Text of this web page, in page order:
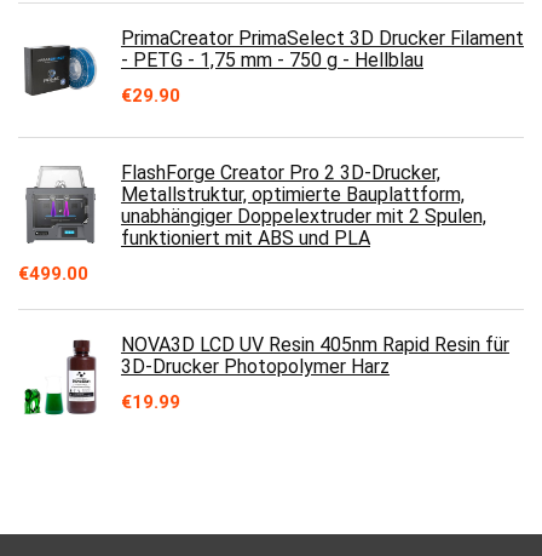
PrimaCreator PrimaSelect 3D Drucker Filament
- PETG - 1,75 mm - 750 g - Hellblau
€29.90
FlashForge Creator Pro 2 3D-Drucker,
Metallstruktur, optimierte Bauplattform,
unabhängiger Doppelextruder mit 2 Spulen,
funktioniert mit ABS und PLA
€499.00
NOVA3D LCD UV Resin 405nm Rapid Resin für
3D-Drucker Photopolymer Harz
€19.99